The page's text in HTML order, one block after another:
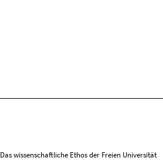
Das wissenschaftliche Ethos der Freien Universität